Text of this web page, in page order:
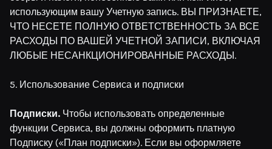
использующим вашу Учетную запись. ВЫ ПРИЗНАЕТЕ,
ЧТО НЕСЕТЕ ПОЛНУЮ ОТВЕТСТВЕННОСТЬ ЗА ВСЕ
РАСХОДЫ ПО ВАШЕЙ УЧЕТНОЙ ЗАПИСИ, ВКЛЮЧАЯ
ЛЮБЫЕ НЕСАНКЦИОНИРОВАННЫЕ РАСХОДЫ.
5. Использование Сервиса и подписки
Подписки. Чтобы использовать определенные
функции Сервиса, вы должны оформить платную
Подписку («План подписки»). Если вы оформляете